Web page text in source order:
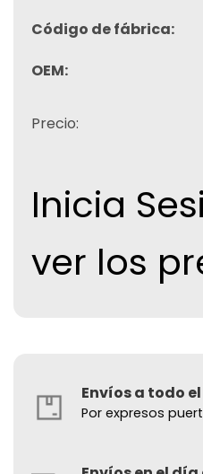
Código de fábrica:
OEM:
Precio:
Inicia
ver los
Envíos a todo
Por expresos